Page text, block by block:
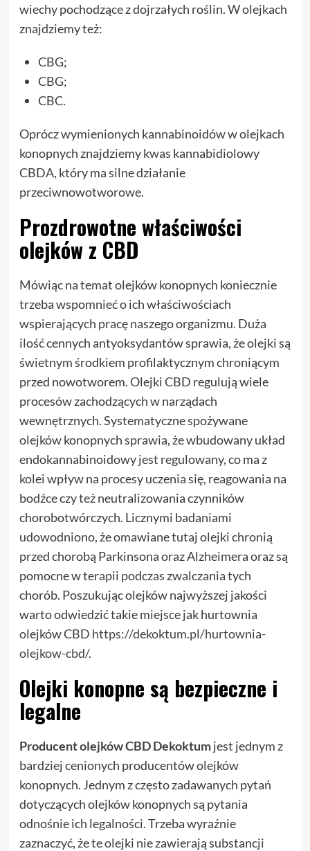
wiechy pochodzące z dojrzałych roślin. W olejkach
znajdziemy też:
CBG;
CBG;
CBC.
Oprócz wymienionych kannabinoidów w olejkach
konopnych znajdziemy kwas kannabidiolowy
CBDA, który ma silne działanie
przeciwnowotworowe.
Prozdrowotne właściwości
olejków z CBD
Mówiąc na temat olejków konopnych koniecznie
trzeba wspomnieć o ich właściwościach
wspierających pracę naszego organizmu. Duża
ilość cennych antyoksydantów sprawia, że olejki są
świetnym środkiem profilaktycznym chroniącym
przed nowotworem. Olejki CBD regulują wiele
procesów zachodzących w narządach
wewnętrznych. Systematyczne spożywane
olejków konopnych sprawia, że wbudowany układ
endokannabinoidowy jest regulowany, co ma z
kolei wpływ na procesy uczenia się, reagowania na
bodźce czy też neutralizowania czynników
chorobotwórczych. Licznymi badaniami
udowodniono, że omawiane tutaj olejki chronią
przed chorobą Parkinsona oraz Alzheimera oraz są
pomocne w terapii podczas zwalczania tych
chorób. Poszukując olejków najwyższej jakości
warto odwiedzić takie miejsce jak hurtownia
olejków CBD https://dekoktum.pl/hurtownia-
olejkow-cbd/.
Olejki konopne są bezpieczne i
legalne
Producent olejków CBD Dekoktumjest jednym z
bardziej cenionych producentów olejków
konopnych. Jednym z często zadawanych pytań
dotyczących olejków konopnych są pytania
odnośnie ich legalności. Trzeba wyraźnie
zaznaczyć, że te olejki nie zawierają substancji